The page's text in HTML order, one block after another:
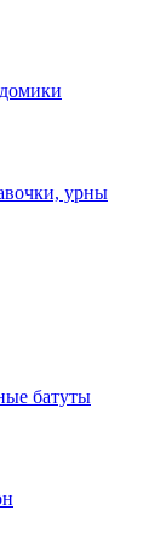
урны
батуты